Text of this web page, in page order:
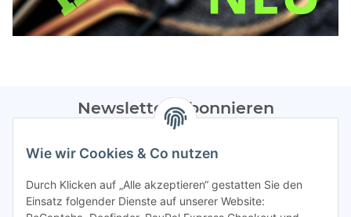
Newsletter Abonnieren
Bitte sendet mir entsprechend eurer
regelmäßig Infos zu euren Aktionen per E-Mail zu.
Abonnieren
Wie wir Cookies & Co nutzen
Durch Klicken auf „Alle akzeptieren“ gestatten Sie den
Einsatz folgender Dienste auf unserer Website: